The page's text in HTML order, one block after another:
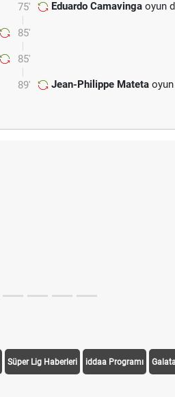
75' Eduardo Camavinga oyun
85'
85'
89' Jean-Philippe Mateta oyun
Süper Lig Haberleri iddaa Programı